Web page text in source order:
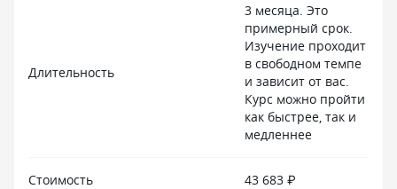
Длительность
3 месяца. Это
примерный срок.
Изучение проходит
в свободном темпе
и зависит от вас.
Курс можно пройти
как быстрее, так и
медленнее
Стоимость 43 683 ₽